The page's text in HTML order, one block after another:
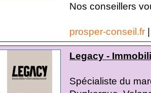
Nos conseillers
prosper-conseil.fr |
Legacy -
Spécialiste du